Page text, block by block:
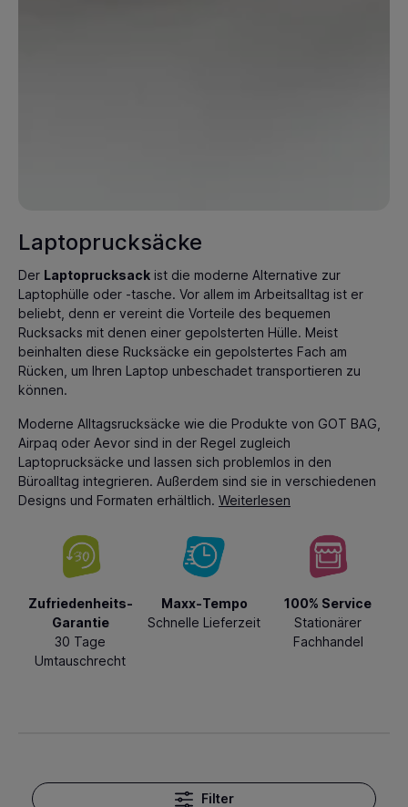
Laptoprucksäcke
Der Laptoprucksack ist die moderne Alternative zur
Laptophülle oder -tasche. Vor allem im Arbeitsalltag ist er
beliebt, denn er vereint die Vorteile des bequemen
Rucksacks mit denen einer gepolsterten Hülle. Meist
beinhalten diese Rucksäcke ein gepolstertes Fach am
Rücken, um Ihren Laptop unbeschadet transportieren zu
können.
Moderne Alltagsrucksäcke wie die Produkte von GOT BAG,
Airpaq oder Aevor sind in der Regel zugleich
Laptoprucksäcke und lassen sich problemlos in den
Büroalltag integrieren. Außerdem sind sie in verschiedenen
Designs und Formaten erhältlich. Weiterlesen
Zufriedenheits-
Garantie
30 Tage
Umtauschrecht
Maxx-Tempo
Schnelle Lieferzeit
100% Service
Stationärer
Fachhandel
Filter